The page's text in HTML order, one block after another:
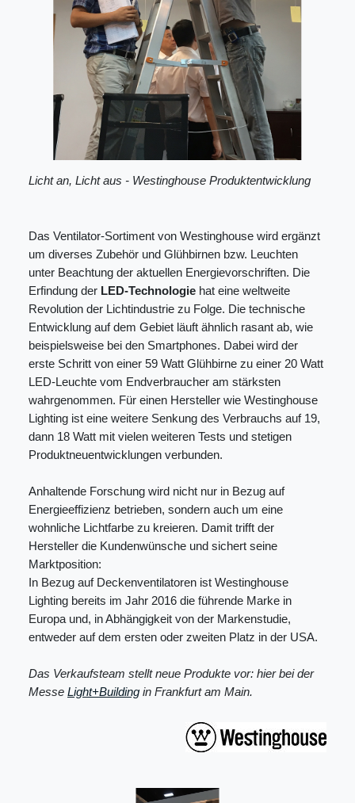
Licht an, Licht aus - Westinghouse Produktentwicklung
Das Ventilator-Sortiment von Westinghouse wird ergänzt
um diverses Zubehör und Glühbirnen bzw. Leuchten
unter Beachtung der aktuellen Energievorschriften. Die
Erfindung der LED-Technologie hat eine weltweite
Revolution der Lichtindustrie zu Folge. Die technische
Entwicklung auf dem Gebiet läuft ähnlich rasant ab, wie
beispielsweise bei den Smartphones. Dabei wird der
erste Schritt von einer 59 Watt Glühbirne zu einer 20 Watt
LED-Leuchte vom Endverbraucher am stärksten
wahrgenommen. Für einen Hersteller wie Westinghouse
Lighting ist eine weitere Senkung des Verbrauchs auf 19,
dann 18 Watt mit vielen weiteren Tests und stetigen
Produktneuentwicklungen verbunden.
Anhaltende Forschung wird nicht nur in Bezug auf
Energieeffizienz betrieben, sondern auch um eine
wohnliche Lichtfarbe zu kreieren. Damit trifft der
Hersteller die Kundenwünsche und sichert seine
Marktposition:
In Bezug auf Deckenventilatoren ist Westinghouse
Lighting bereits im Jahr 2016 die führende Marke in
Europa und, in Abhängigkeit von der Markenstudie,
entweder auf dem ersten oder zweiten Platz in der USA.
Das Verkaufsteam stellt neue Produkte vor: hier bei der
Messe Light+Building in Frankfurt am Main.